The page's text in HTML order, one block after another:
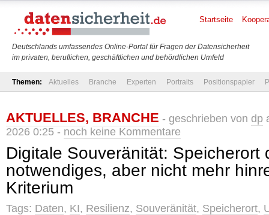
Deutschlands umfassendes Online-Portal für Fragen der Datensicherheit
im privaten, beruflichen, geschäftlichen und behördlichen Umfeld
Startseite
Themen: Aktuelles Branche Experten Portraits Positionspapier
AKTUELLES, BRANCHE - geschrieben von dp
2026 0:25 - noch keine Kommentare
Digitale Souveränität: Speicherort
notwendiges, aber nicht mehr
Kriterium
Tags: Daten, KI, Resilienz, Souveränität, Speicherort,